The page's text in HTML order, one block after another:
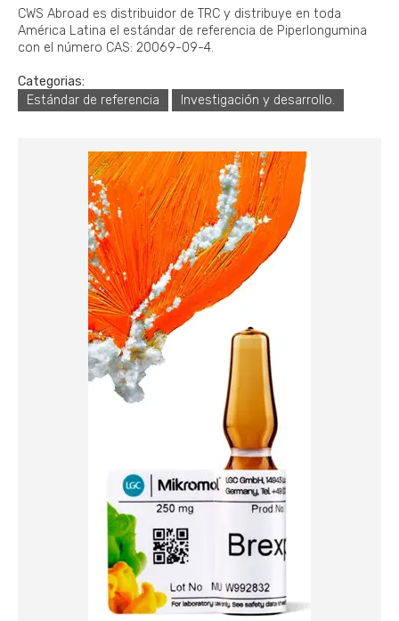
CWS Abroad es distribuidor de TRC y distribuye en toda
América Latina el estándar de referencia de Piperlongumina
con el número CAS: 20069-09-4.
Categorias:
Estándar de referencia
Investigación y desarrollo.